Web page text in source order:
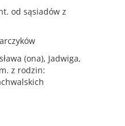
od sąsiadów z
(ona), Jadwiga,
z rodzin: